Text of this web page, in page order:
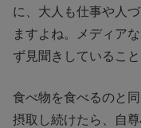
に、大人も仕事や人
ますよね。メディア
ず見聞きしていること
食べ物を食べるのと
摂取し続けたら、自